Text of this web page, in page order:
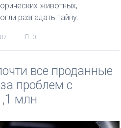
животных,
разгадать тайну.
0
все проданные
проблем с
млн